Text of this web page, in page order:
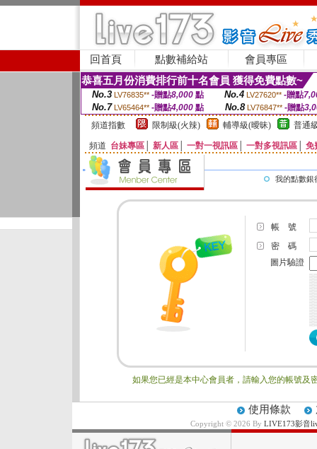
回首頁 點數補給站 會員專區
恭喜五月份消費排行前十名會員 獲得免費點數~
No.3 LV76835** -贈點8,000點 No.4 LV27620** -贈點
No.7 LV65464** -贈點4,000 點 No.8 LV76847** -贈點
頻道指數
限制級(火辣) 輔導級(曖昧) 普通
頻道 台妹專區 新人區 一對一視訊區 一對多視訊區 免
我的點數銀
帳 號
密 碼
圖片驗證
如果您已經是本中心會員者，請輸入您的帳號及
使用條款
Copyright © 2026 By LIVE173影音